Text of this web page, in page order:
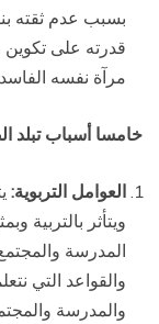
بسبب عدم ثقته
قدرته على تكوين
مرآة نفسه
خامسا أسباب تبلد
العوامل التربوية:
ويتأثر بالتربية
المدرسة
والقواعد التي
والمدرسة